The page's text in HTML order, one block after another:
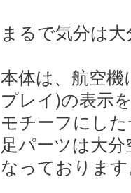
まるで気分は
本体は、航空
プレイ)の表示
モチーフにし
足パーツは大
なっておりま